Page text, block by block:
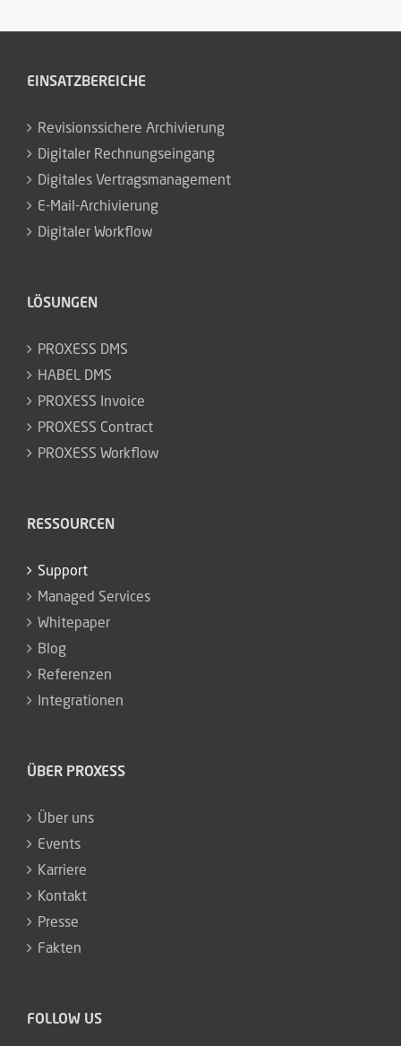
EINSATZBEREICHE
Revisionssichere Archivierung
Digitaler Rechnungseingang
Digitales Vertragsmanagement
E-Mail-Archivierung
Digitaler Workflow
LÖSUNGEN
PROXESS DMS
HABEL DMS
PROXESS Invoice
PROXESS Contract
PROXESS Workflow
RESSOURCEN
Support
Managed Services
Whitepaper
Blog
Referenzen
Integrationen
ÜBER PROXESS
Über uns
Events
Karriere
Kontakt
Presse
Fakten
FOLLOW US